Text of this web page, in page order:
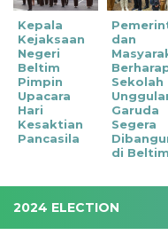
Kepala
Kejaksaan
Negeri
Beltim
Pimpin
Upacara
Hari
Kesaktian
Pancasila
dan
Sekolah
Garuda
Segera
di Beltim
2024 ELECTION